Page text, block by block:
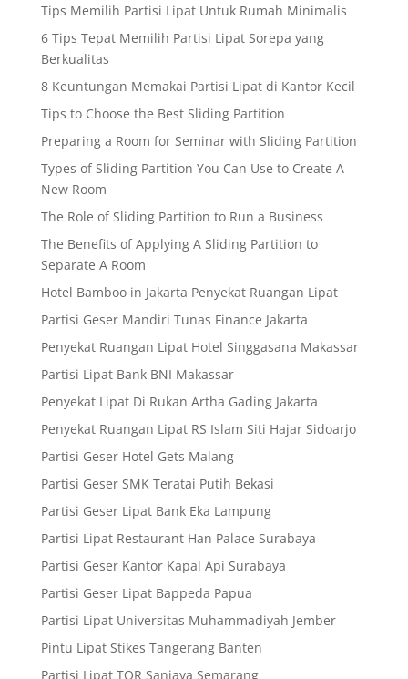
Tips Memilih Partisi Lipat Untuk Rumah Minimalis
6 Tips Tepat Memilih Partisi Lipat Sorepa yang
Berkualitas
8 Keuntungan Memakai Partisi Lipat di Kantor Kecil
Tips to Choose the Best Sliding Partition
Preparing a Room for Seminar with Sliding Partition
Types of Sliding Partition You Can Use to Create A
New Room
The Role of Sliding Partition to Run a Business
The Benefits of Applying A Sliding Partition to
Separate A Room
Hotel Bamboo in Jakarta Penyekat Ruangan Lipat
Partisi Geser Mandiri Tunas Finance Jakarta
Penyekat Ruangan Lipat Hotel Singgasana Makassar
Partisi Lipat Bank BNI Makassar
Penyekat Lipat Di Rukan Artha Gading Jakarta
Penyekat Ruangan Lipat RS Islam Siti Hajar Sidoarjo
Partisi Geser Hotel Gets Malang
Partisi Geser SMK Teratai Putih Bekasi
Partisi Geser Lipat Bank Eka Lampung
Partisi Lipat Restaurant Han Palace Surabaya
Partisi Geser Kantor Kapal Api Surabaya
Partisi Geser Lipat Bappeda Papua
Partisi Lipat Universitas Muhammadiyah Jember
Pintu Lipat Stikes Tangerang Banten
Partisi Lipat TOR Sanjaya Semarang